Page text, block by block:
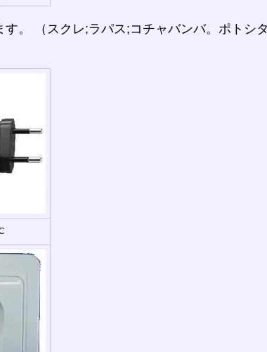
す。 （スクレ;ラパス;コチャバンバ。ポトシ